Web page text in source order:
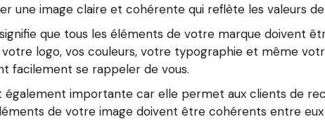
une image claire et cohérente qui reflète les valeurs de
que tous les éléments de votre marque doivent
logo, vos couleurs, votre typographie et même
facilement se rappeler de vous.
également importante car elle permet aux clients de
de votre image doivent être cohérents entre